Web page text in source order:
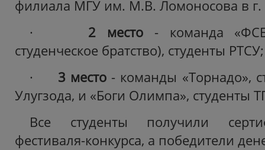
филиала МГУ им. М.В. Ломоносова в
· 2 место - команда
студенческое братство), студенты РТСУ;
· 3 место - команды «Торнадо»,
Улугзода, и «Боги Олимпа», студенты
Все студенты получили
фестиваля-конкурса, а победители